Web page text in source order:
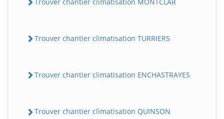
Trouver chantier climatisation TURRIERS
Trouver chantier climatisation ENCHASTRAYES
Trouver chantier climatisation QUINSON